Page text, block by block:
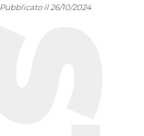
Pubblicato il 26/10/2024